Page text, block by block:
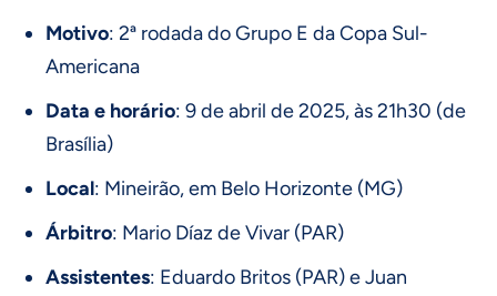
Motivo: 2ª rodada do Grupo E da Copa Sul-
Americana
Data e horário: 9 de abril de 2025, às 21h30 (de
Brasília)
Local: Mineirão, em Belo Horizonte (MG)
Árbitro: Mario Díaz de Vivar (PAR)
Assistentes: Eduardo Britos (PAR) e Juan